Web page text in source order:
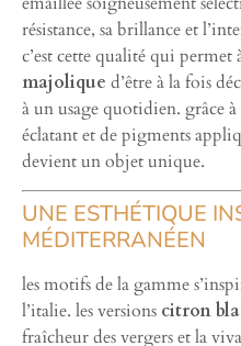
résistance, sa brillance et
c’est cette qualité qui permet
majolique d’être à la fois
à un usage quotidien. grâce
éclatant et de pigments
devient un objet unique.
UNE ESTHÉTIQUE
MÉDITERRANÉEN
les motifs de la gamme
l’italie. les versions citron
fraîcheur des vergers et la